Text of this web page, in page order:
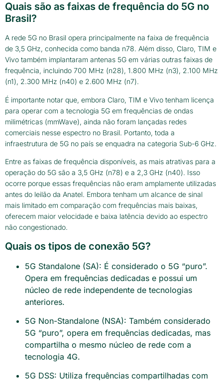
Quais são as faixas de frequência do 5G no
Brasil?
A rede 5G no Brasil opera principalmente na faixa de frequência
de 3,5 GHz, conhecida como banda n78. Além disso, Claro, TIM e
Vivo também implantaram antenas 5G em várias outras faixas de
frequência, incluindo 700 MHz (n28), 1.800 MHz (n3), 2.100 MHz
(n1), 2.300 MHz (n40) e 2.600 MHz (n7).
É importante notar que, embora Claro, TIM e Vivo tenham licença
para operar com a tecnologia 5G em frequências de ondas
milimétricas (mmWave), ainda não foram lançadas redes
comerciais nesse espectro no Brasil. Portanto, toda a
infraestrutura de 5G no país se enquadra na categoria Sub-6 GHz.
Entre as faixas de frequência disponíveis, as mais atrativas para a
operação do 5G são a 3,5 GHz (n78) e a 2,3 GHz (n40). Isso
ocorre porque essas frequências não eram amplamente utilizadas
antes do leilão da Anatel. Embora tenham um alcance de sinal
mais limitado em comparação com frequências mais baixas,
oferecem maior velocidade e baixa latência devido ao espectro
não congestionado.
Quais os tipos de conexão 5G?
5G Standalone (SA): É considerado o 5G “puro”.
Opera em frequências dedicadas e possui um
núcleo de rede independente de tecnologias
anteriores.
5G Non-Standalone (NSA): Também considerado
5G “puro”, opera em frequências dedicadas, mas
compartilha o mesmo núcleo de rede com a
tecnologia 4G.
5G DSS: Utiliza frequências compartilhadas com